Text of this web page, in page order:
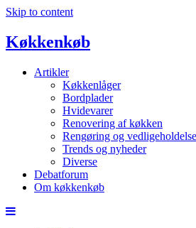
Skip to content
Køkkenkøb
Artikler
Køkkenlåger
Bordplader
Hvidevarer
Renovering af køkken
Rengøring og vedligeholdelse
Trends og nyheder
Diverse
Debatforum
Om køkkenkøb